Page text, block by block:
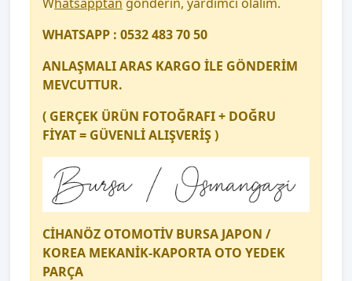
WHATSAPP : 0532 483 70 50
ANLAŞMALI ARAS KARGO İLE GÖNDERİM
MEVCUTTUR.
( GERÇEK ÜRÜN FOTOĞRAFI + DOĞRU
FİYAT = GÜVENLİ ALIŞVERİŞ )
CİHANÖZ OTOMOTİV BURSA JAPON /
KOREA MEKANİK-KAPORTA OTO YEDEK
PARÇA